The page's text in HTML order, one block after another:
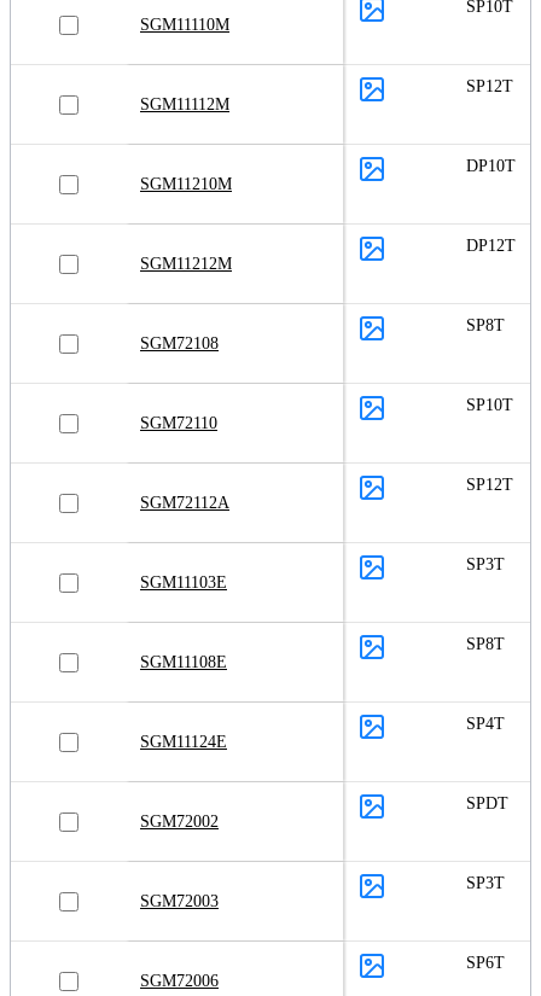
SGM11110M
SP10T
SGM11112M
SP12T
SGM11210M
DP10T
SGM11212M
DP12T
SGM72108
SP8T
SGM72110
SP10T
SGM72112A
SP12T
SGM11103E
SP3T
SGM11108E
SP8T
SGM11124E
SP4T
SGM72002
SPDT
SGM72003
SP3T
SGM72006
SP6T